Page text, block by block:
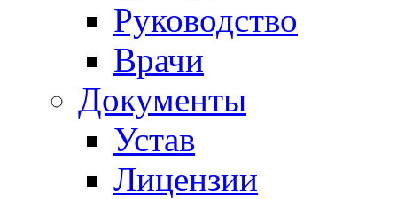
Руководство
Врачи
Документы
Устав
Лицензии